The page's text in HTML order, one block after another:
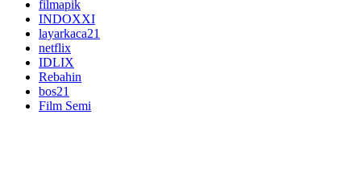
filmapik
INDOXXI
layarkaca21
netflix
IDLIX
Rebahin
bos21
Film Semi